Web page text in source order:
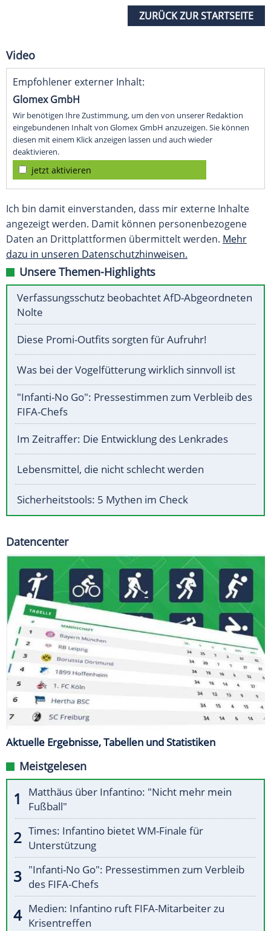
ZURÜCK ZUR STARTSEITE
Video
Empfohlener externer Inhalt:
Glomex GmbH
Wir benötigen Ihre Zustimmung, um den von unserer Redaktion
eingebundenen Inhalt von Glomex GmbH anzuzeigen. Sie können
diesen mit einem Klick anzeigen lassen und auch wieder
deaktivieren.
jetzt aktivieren
Ich bin damit einverstanden, dass mir externe Inhalte
angezeigt werden. Damit können personenbezogene
Daten an Drittplattformen übermittelt werden. Mehr
dazu in unseren Datenschutzhinweisen.
Unsere Themen-Highlights
Verfassungsschutz beobachtet AfD-Abgeordneten
Nolte
Diese Promi-Outfits sorgten für Aufruhr!
Was bei der Vogelfütterung wirklich sinnvoll ist
"Infanti-No Go": Pressestimmen zum Verbleib des
FIFA-Chefs
Im Zeitraffer: Die Entwicklung des Lenkrades
Lebensmittel, die nicht schlecht werden
Sicherheitstools: 5 Mythen im Check
Datencenter
Aktuelle Ergebnisse, Tabellen und Statistiken
Meistgelesen
Matthäus über Infantino: "Nicht mehr mein
Fußball"
Times: Infantino bietet WM-Finale für
Unterstützung
"Infanti-No Go": Pressestimmen zum Verbleib
des FIFA-Chefs
Medien: Infantino ruft FIFA-Mitarbeiter zu
Krisentreffen